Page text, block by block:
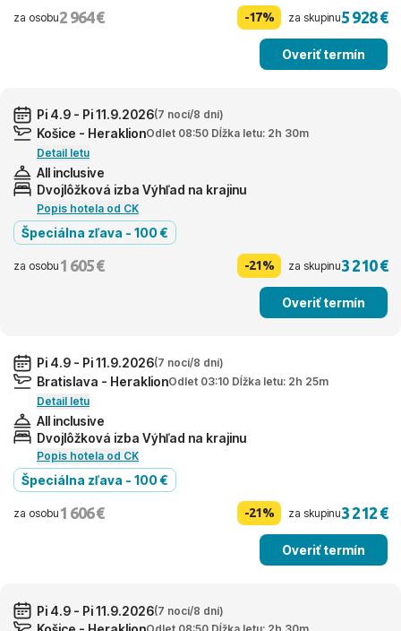
za osobu2 964 € -17% za skupinu5 928 €
Overiť termín
Pi 4.9 - Pi 11.9.2026(7 nocí/8 dní)
Košice - HeraklionOdlet 08:50 Dĺžka letu: 2h 30m
Detail letu
All inclusive
Dvojlôžková izba Výhľad na krajinu
Popis hotela od CK
Špeciálna zľava - 100 €
za osobu 1 605 € -21% za skupinu3 210 €
Overiť termín
Pi 4.9 - Pi 11.9.2026(7 nocí/8 dní)
Bratislava - HeraklionOdlet 03:10 Dĺžka letu: 2h 25m
Detail letu
All inclusive
Dvojlôžková izba Výhľad na krajinu
Popis hotela od CK
Špeciálna zľava - 100 €
za osobu 1 606 € -21% za skupinu3 212 €
Overiť termín
Pi 4.9 - Pi 11.9.2026(7 nocí/8 dní)